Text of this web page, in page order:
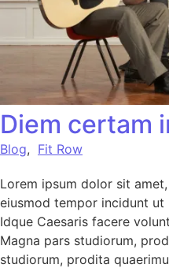
Diem certam
Blog, Fit Row
Lorem ipsum dolor sit
eiusmod tempor incidunt
Idque Caesaris facere
Magna pars studiorum,
studiorum, prodita